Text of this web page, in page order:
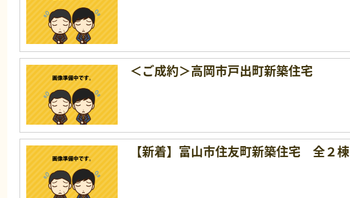
＜ご成約＞高岡市戸出町新築住宅
【新着】富山市住友町新築住宅 全２棟